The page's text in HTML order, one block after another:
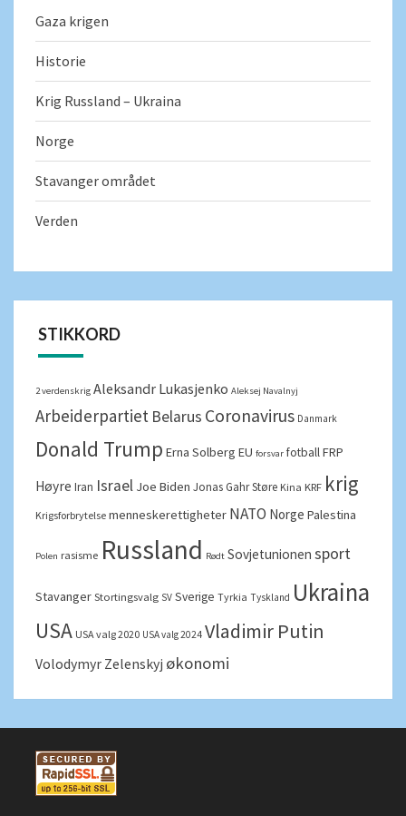
Gaza krigen
Historie
Krig Russland – Ukraina
Norge
Stavanger området
Verden
STIKKORD
2 verdenskrig Aleksandr Lukasjenko Aleksej Navalnyj
Arbeiderpartiet Belarus Coronavirus Danmark
Donald Trump Erna Solberg EU forsvar fotballFRP
Høyre Iran Israel Joe Biden Jonas Gahr Støre Kina KRF krig
Krigsforbrytelse menneskerettigheter NATO Norge Palestina
Polen rasisme Russland Rødt Sovjetunionen sport
Stavanger Stortingsvalg SV Sverige Tyrkia Tyskland Ukraina
USA USA valg 2020 USA valg 2024 Vladimir Putin
Volodymyr Zelenskyj økonomi